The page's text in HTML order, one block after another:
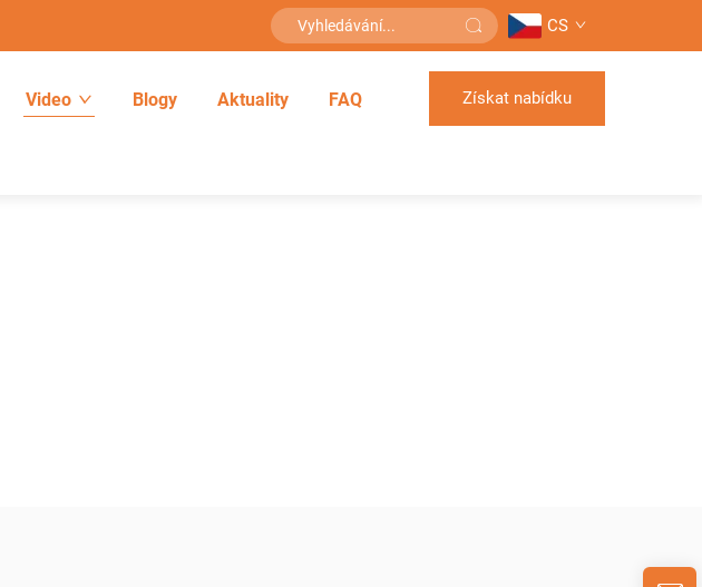
CS
Video Blogy Aktuality FAQ Získat nabídku